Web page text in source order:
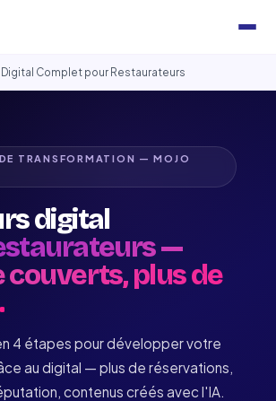
Digital Complet pour Restaurateurs
TRANSFORMATION — MOJO
digital
—
couverts, plus de
4 étapes pour développer votre
au digital — plus de réservations,
contenus créés avec l'IA.